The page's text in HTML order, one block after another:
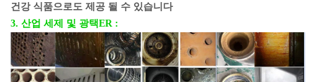
건강 식품으로도 제공 될 수 있습니다
3. 산업 세제 및 광택ER :